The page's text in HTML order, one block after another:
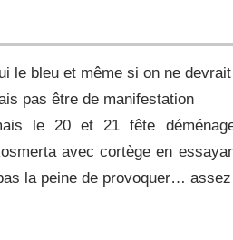
le bleu et même si on ne
pas être de manifestation
le 20 et 21 fête
avec cortège en
la peine de provoquer…